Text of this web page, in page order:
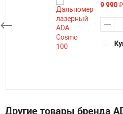
9 990₽
Другие товары бренда